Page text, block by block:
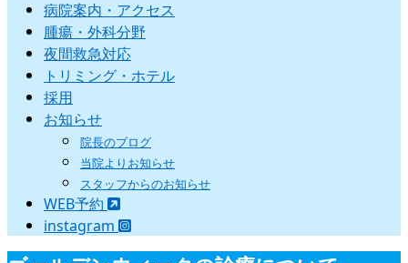
病院案内・アクセス
腫瘍・外科分野
夜間救急対応
トリミング・ホテル
採用
お知らせ
院長のブログ
当院よりお知らせ
スタッフからのお知らせ
WEB予約
instagram